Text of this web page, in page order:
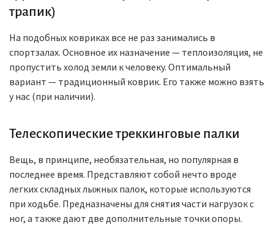
трапик)
На подобных ковриках все не раз занимались в
спортзалах. Основное их назначение — теплоизоляция, не
пропустить холод земли к человеку. Оптимальный
вариант — традиционный коврик. Его также можно взять
у нас (при наличии).
Телескопические треккинговые палки
Вещь, в принципе, необязательная, но популярная в
последнее время. Представляют собой нечто вроде
легких складных лыжных палок, которые используются
при ходьбе. Предназначены для снятия части нагрузок с
ног, а также дают две дополнительные точки опоры.